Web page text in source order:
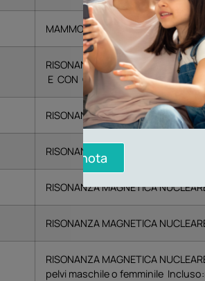
MAMMOGRAFIA MONOLATERALE
RISONANZA MAGNETICA
E CON CONTRASTO Incluso
RISONANZA MAGNETICA
RISONANZA MAGNETICA
RISONANZA MAGNETICA
RISONANZA MAGNETICA
RISONANZA MAGNETICA
pelvi maschile o femminile
Prenota